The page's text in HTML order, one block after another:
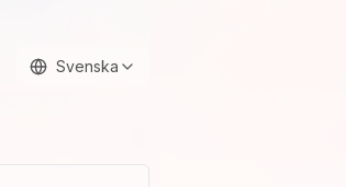
Svenska